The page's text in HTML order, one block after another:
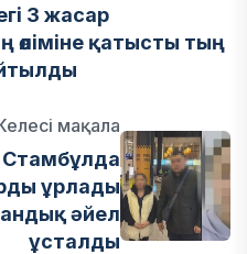
3 жасар
өліміне қатысты тың
мақала
Стамбұлда
ұрлады
әйел
ұсталды